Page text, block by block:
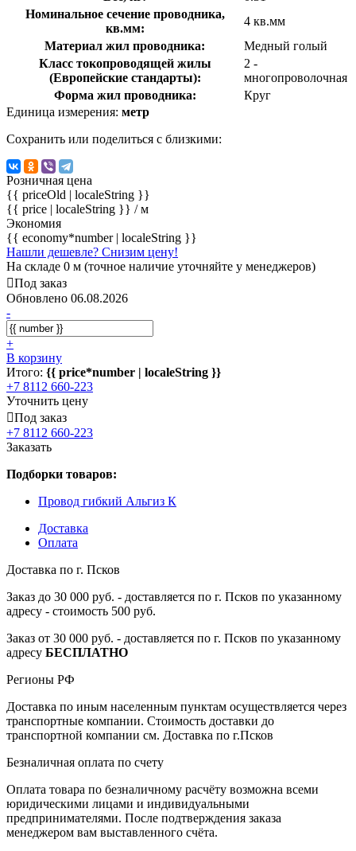
Номинальное сечение проводника,
кв.мм:
4 кв.мм
Материал жил проводника:
Медный голый
Класс токопроводящей жилы
(Европейские стандарты):
2 -
многопроволочная
Форма жил проводника:
Круг
Единица измерения: метр
Сохранить или поделиться с близкими:
Розничная цена
{{ priceOld | localeString }}
{{ price | localeString }} / м
Экономия
{{ economy*number | localeString }}
Нашли дешевле? Снизим цену!
На складе 0 м (точное наличие уточняйте у менеджеров)
Под заказ
Обновлено 06.08.2026
-
+
В корзину
Итого: {{ price*number | localeString }}
+7 8112 660-223
Уточнить цену
Под заказ
+7 8112 660-223
Заказать
Подборки товаров:
Провод гибкий Альгиз К
Доставка
Оплата
Доставка по г. Псков
Заказ до 30 000 руб. - доставляется по г. Псков по указанному
адресу - стоимость 500 руб.
Заказ от 30 000 руб. - доставляется по г. Псков по указанному
адресу БЕСПЛАТНО
Регионы РФ
Доставка по иным населенным пунктам осуществляется через
транспортные компании. Стоимость доставки до
транспортной компании см. Доставка по г.Псков
Безналичная оплата по счету
Оплата товара по безналичному расчёту возможна всеми
юридическими лицами и индивидуальными
предпринимателями. После подтверждения заказа
менеджером вам выставленного счёта.